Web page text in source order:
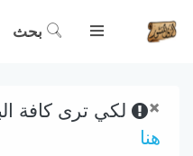
بحث
× لكي ترى كافة
هنا